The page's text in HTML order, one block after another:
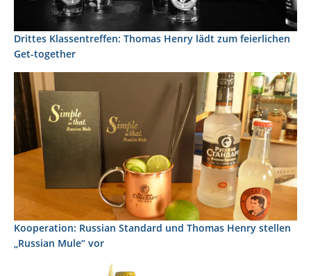
Drittes Klassentreffen: Thomas Henry lädt zum feierlichen
Get-together
Kooperation: Russian Standard und Thomas Henry stellen
„Russian Mule“ vor